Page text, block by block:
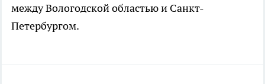
между Вологодской областью и Санкт-
Петербургом.